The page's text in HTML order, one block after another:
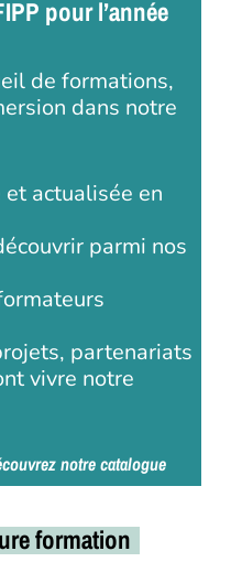
pour l’année
de formations,
dans notre
actualisée en
parmi nos
partenariats
vivre notre
notre catalogue
formation